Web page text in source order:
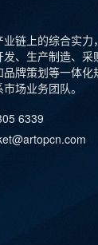
链上的综合实力
、生产制造、
牌策划等一体化
场业务团队。
6339